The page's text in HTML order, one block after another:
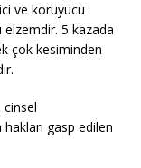
ve koruyucu
elzemdir. 5 kazada
çok kesiminden
gasp edilen